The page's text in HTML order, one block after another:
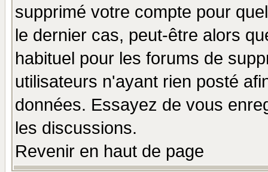
supprimé votre compte pour
le dernier cas, peut-être alors
habituel pour les forums de
utilisateurs n'ayant rien posté
données. Essayez de vous
les discussions.
Revenir en haut de page